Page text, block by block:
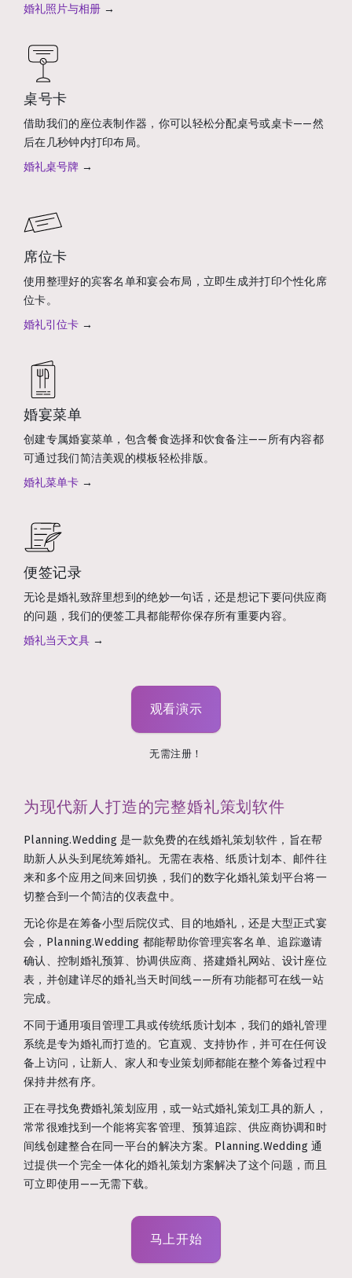
婚礼照片与相册 →
桌号卡
借助我们的座位表制作器，你可以轻松分配桌号或桌卡——然
后在几秒钟内打印布局。
婚礼桌号牌 →
席位卡
使用整理好的宾客名单和宴会布局，立即生成并打印个性化席
位卡。
婚礼引位卡 →
婚宴菜单
创建专属婚宴菜单，包含餐食选择和饮食备注——所有内容都
可通过我们简洁美观的模板轻松排版。
婚礼菜单卡 →
便签记录
无论是婚礼致辞里想到的绝妙一句话，还是想记下要问供应商
的问题，我们的便签工具都能帮你保存所有重要内容。
婚礼当天文具 →
观看演示
无需注册！
为现代新人打造的完整婚礼策划软件
Planning.Wedding 是一款免费的在线婚礼策划软件，旨在帮
助新人从头到尾统筹婚礼。无需在表格、纸质计划本、邮件往
来和多个应用之间来回切换，我们的数字化婚礼策划平台将一
切整合到一个简洁的仪表盘中。
无论你是在筹备小型后院仪式、目的地婚礼，还是大型正式宴
会，Planning.Wedding 都能帮助你管理宾客名单、追踪邀请
确认、控制婚礼预算、协调供应商、搭建婚礼网站、设计座位
表，并创建详尽的婚礼当天时间线——所有功能都可在线一站
完成。
不同于通用项目管理工具或传统纸质计划本，我们的婚礼管理
系统是专为婚礼而打造的。它直观、支持协作，并可在任何设
备上访问，让新人、家人和专业策划师都能在整个筹备过程中
保持井然有序。
正在寻找免费婚礼策划应用，或一站式婚礼策划工具的新人，
常常很难找到一个能将宾客管理、预算追踪、供应商协调和时
间线创建整合在同一平台的解决方案。Planning.Wedding 通
过提供一个完全一体化的婚礼策划方案解决了这个问题，而且
可立即使用——无需下载。
马上开始